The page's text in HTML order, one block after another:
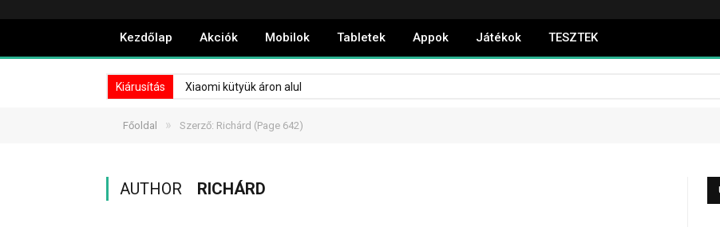
Kezdőlap Akciók Mobilok Tabletek Appok Játékok TESZTEK
Kiárusítás Xiaomi kütyük áron alul
Főoldal » Szerző: Richárd (Page 642)
AUTHOR RICHÁRD